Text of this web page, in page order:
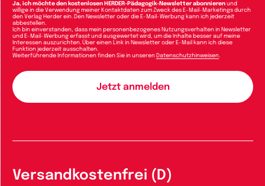
Ja, ich möchte den kostenlosen HERDER-Pädagogik-Newsletter abonnieren und
willige in die Verwendung meiner Kontaktdaten zum Zweck des E-Mail-Marketings durch
den Verlag Herder ein. Den Newsletter oder die E-Mail-Werbung kann ich jederzeit
abbestellen.
Ich bin einverstanden, dass mein personenbezogenes Nutzungsverhalten in Newsletter
und E-Mail-Werbung erfasst und ausgewertet wird, um die Inhalte besser auf meine
Interessen auszurichten. Über einen Link in Newsletter oder E-Mail kann ich diese
Funktion jederzeit ausschalten.
Weiterführende Informationen finden Sie in unseren Datenschutzhinweisen.
Versandkostenfrei (D)